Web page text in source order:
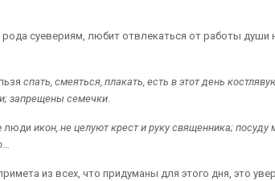
суевериям, любит отвлекаться от работы души
спать, смеяться, плакать, есть в этот день
запрещены семечки.
люди икон, не целуют крест и руку священника; посуду
…
из всех, что придуманы для этого дня, это